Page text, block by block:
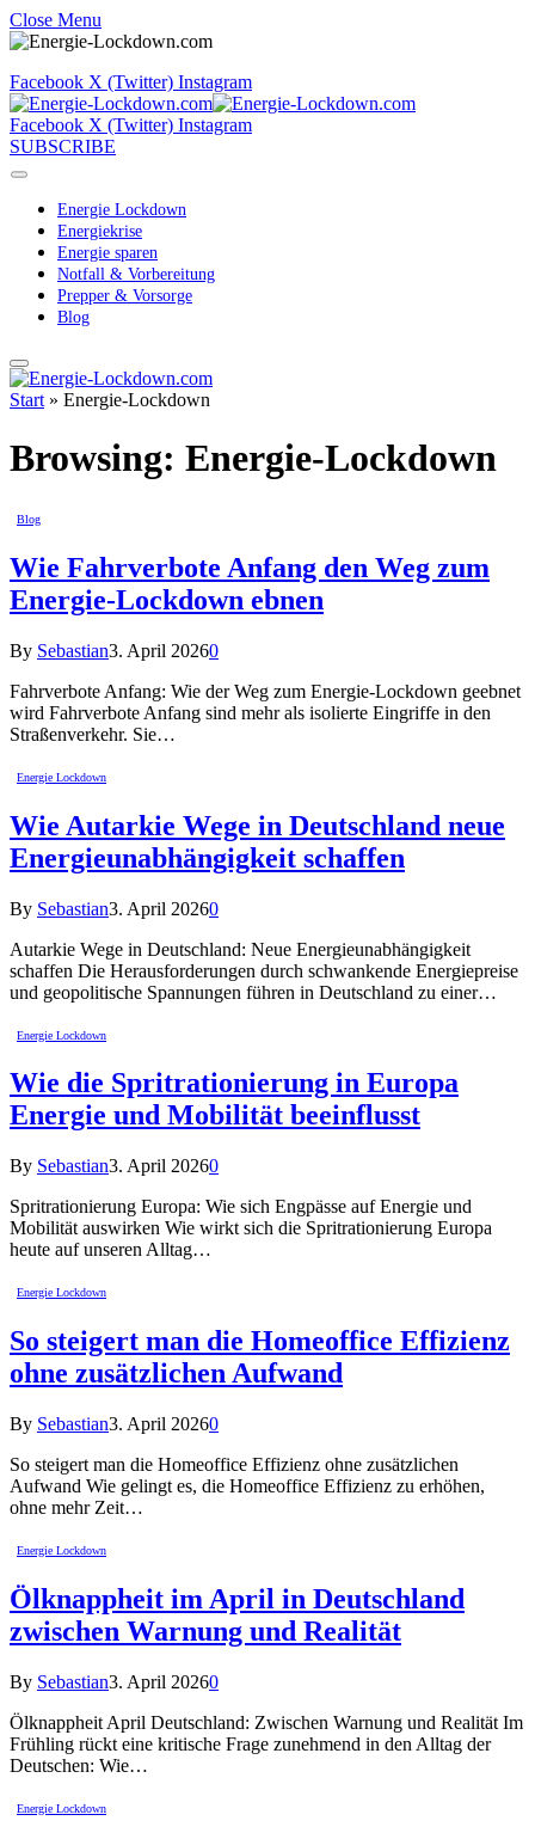
Close Menu
Facebook X (Twitter) Instagram
Facebook X (Twitter) Instagram
SUBSCRIBE
Energie Lockdown
Energiekrise
Energie sparen
Notfall & Vorbereitung
Prepper & Vorsorge
Blog
Start » Energie-Lockdown
Browsing: Energie-Lockdown
Blog
Wie Fahrverbote Anfang den Weg zum
Energie-Lockdown ebnen
By Sebastian3. April 20260
Fahrverbote Anfang: Wie der Weg zum Energie-Lockdown geebnet
wird Fahrverbote Anfang sind mehr als isolierte Eingriffe in den
Straßenverkehr. Sie…
Energie Lockdown
Wie Autarkie Wege in Deutschland neue
Energieunabhängigkeit schaffen
By Sebastian3. April 20260
Autarkie Wege in Deutschland: Neue Energieunabhängigkeit
schaffen Die Herausforderungen durch schwankende Energiepreise
und geopolitische Spannungen führen in Deutschland zu einer…
Energie Lockdown
Wie die Spritrationierung in Europa
Energie und Mobilität beeinflusst
By Sebastian3. April 20260
Spritrationierung Europa: Wie sich Engpässe auf Energie und
Mobilität auswirken Wie wirkt sich die Spritrationierung Europa
heute auf unseren Alltag…
Energie Lockdown
So steigert man die Homeoffice Effizienz
ohne zusätzlichen Aufwand
By Sebastian3. April 20260
So steigert man die Homeoffice Effizienz ohne zusätzlichen
Aufwand Wie gelingt es, die Homeoffice Effizienz zu erhöhen,
ohne mehr Zeit…
Energie Lockdown
Ölknappheit im April in Deutschland
zwischen Warnung und Realität
By Sebastian3. April 20260
Ölknappheit April Deutschland: Zwischen Warnung und Realität Im
Frühling rückt eine kritische Frage zunehmend in den Alltag der
Deutschen: Wie…
Energie Lockdown